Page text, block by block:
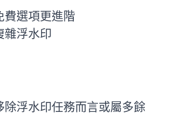
費選項更進階
雜浮水印
除浮水印任務而言或屬多餘